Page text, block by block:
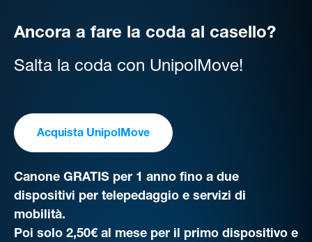
Ancora a fare la coda al casello?
Salta la coda con UnipolMove!
Acquista UnipolMove
Canone GRATIS per 1 anno fino a due
dispositivi per telepedaggio e servizi di
mobilità.
Poi solo 2,50€ al mese per il primo dispositivo e